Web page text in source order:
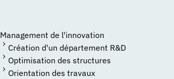
Management de l'innovation
Création d'un département R&D
Optimisation des structures
Orientation des travaux